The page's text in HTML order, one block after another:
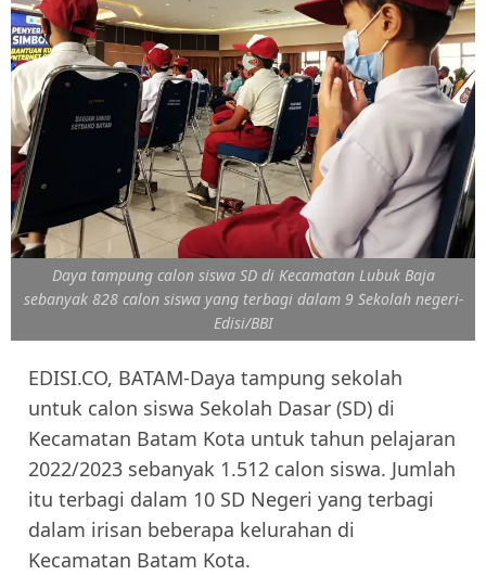
Daya tampung calon siswa SD di Kecamatan Lubuk Baja
sebanyak 828 calon siswa yang terbagi dalam 9 Sekolah negeri-
Edisi/BBI
EDISI.CO, BATAM-Daya tampung sekolah
untuk calon siswa Sekolah Dasar (SD) di
Kecamatan Batam Kota untuk tahun pelajaran
2022/2023 sebanyak 1.512 calon siswa. Jumlah
itu terbagi dalam 10 SD Negeri yang terbagi
dalam irisan beberapa kelurahan di
Kecamatan Batam Kota.